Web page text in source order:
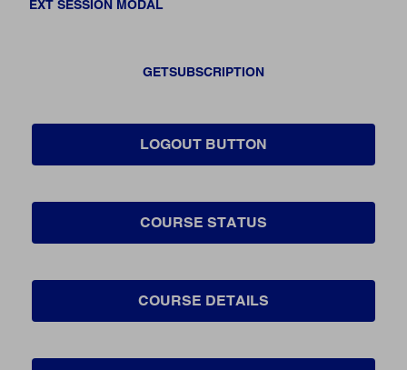
EXT SESSION MODAL
GETSUBSCRIPTION
LOGOUT BUTTON
COURSE STATUS
COURSE DETAILS